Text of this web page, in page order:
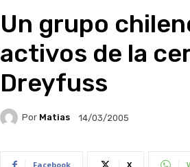
Un grupo
activos de la
Dreyfuss
Por Matias 14/03/2005
Facebook X